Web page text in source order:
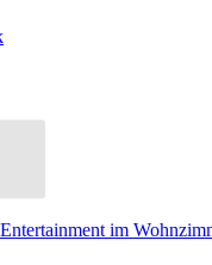
im